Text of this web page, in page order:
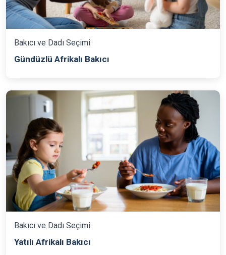
Bakıcı ve Dadı Seçimi
Gündüzlü Afrikalı Bakıcı
Bakıcı ve Dadı Seçimi
Yatılı Afrikalı Bakıcı